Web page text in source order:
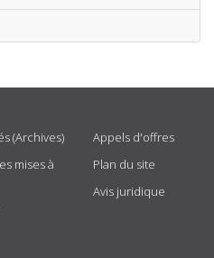
(Archives)
mises à
Appels d'offres
Plan du site
Avis juridique